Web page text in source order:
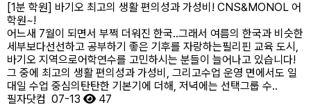
[1분 학원] 바기오 최고의 생활 편의성과 가성비! CNS&MONOL 어
학원~!
어느새 7월이 되면서 부쩍 더워진 한국..그래서 여름의 한국과 비슷한
세부보다선선하고 공부하기 좋은 기후를 자랑하는필리핀 교육 도시,
바기오 지역으로어학연수를 고민하시는 분들이 늘어나고 있습니다!​
그 중에 최고의 생활 편의성과 가성비, 그리고수업 운영 면에서도 일
대일 수업 중심의탄탄한 기본기에 더해, 저녁에는 선택그룹 수..
필자닷컴 07-13
47